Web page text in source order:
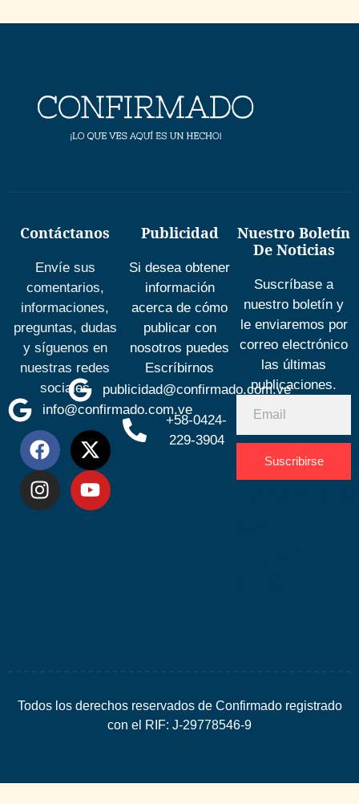
Contáctanos
Envíe sus
comentarios,
informaciones,
preguntas, dudas
y síguenos en
nuestras redes
sociales
info@confirmado.com.ve
Publicidad
Si desea obtener
información
acerca de cómo
publicar con
nosotros puedes
Escríbirnos
publicidad@confirmado.com.ve
+58-0424-
229-3904
Nuestro Boletín
De Noticias
Suscríbase a
nuestro boletín y
le enviaremos por
correo electrónico
las últimas
publicaciones.
Suscribirse
Todos los derechos reservados de Confirmado registrado
con el RIF: J-29778546-9